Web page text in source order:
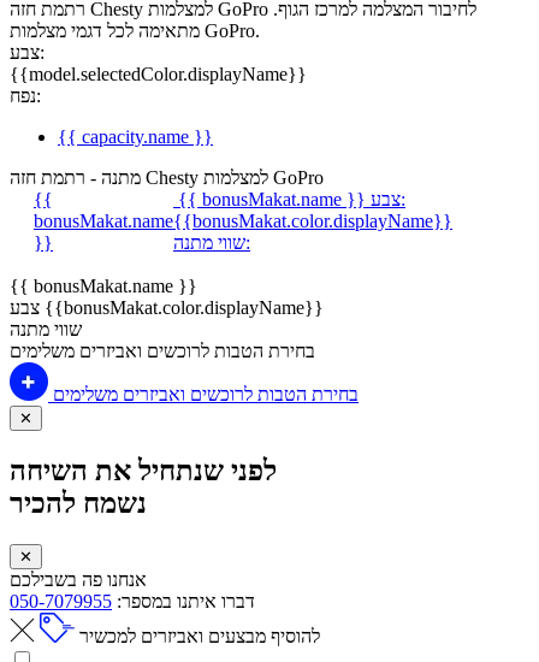
רתמת חזה Chesty למצלמות GoPro לחיבור המצלמה למרכז הגוף.
מתאימה לכל דגמי מצלמות GoPro.
צבע:
{{model.selectedColor.displayName}}
נפח:
{{ capacity.name }}
מתנה - רתמת חזה Chesty למצלמות GoPro
{{
bonusMakat.name
}}
{{ bonusMakat.name }}
צבע:
{{bonusMakat.color.displayName}}
שווי מתנה:
{{ bonusMakat.name }}
צבע {{bonusMakat.color.displayName}}
שווי מתנה
בחירת הטבות לרוכשים ואביזרים משלימים
בחירת הטבות לרוכשים ואביזרים משלימים
✕
לפני שנתחיל את השיחה
נשמח להכיר
✕
אנחנו פה בשבילכם
דברו איתנו במספר: 050-7079955
להוסיף מבצעים ואביזרים למכשיר